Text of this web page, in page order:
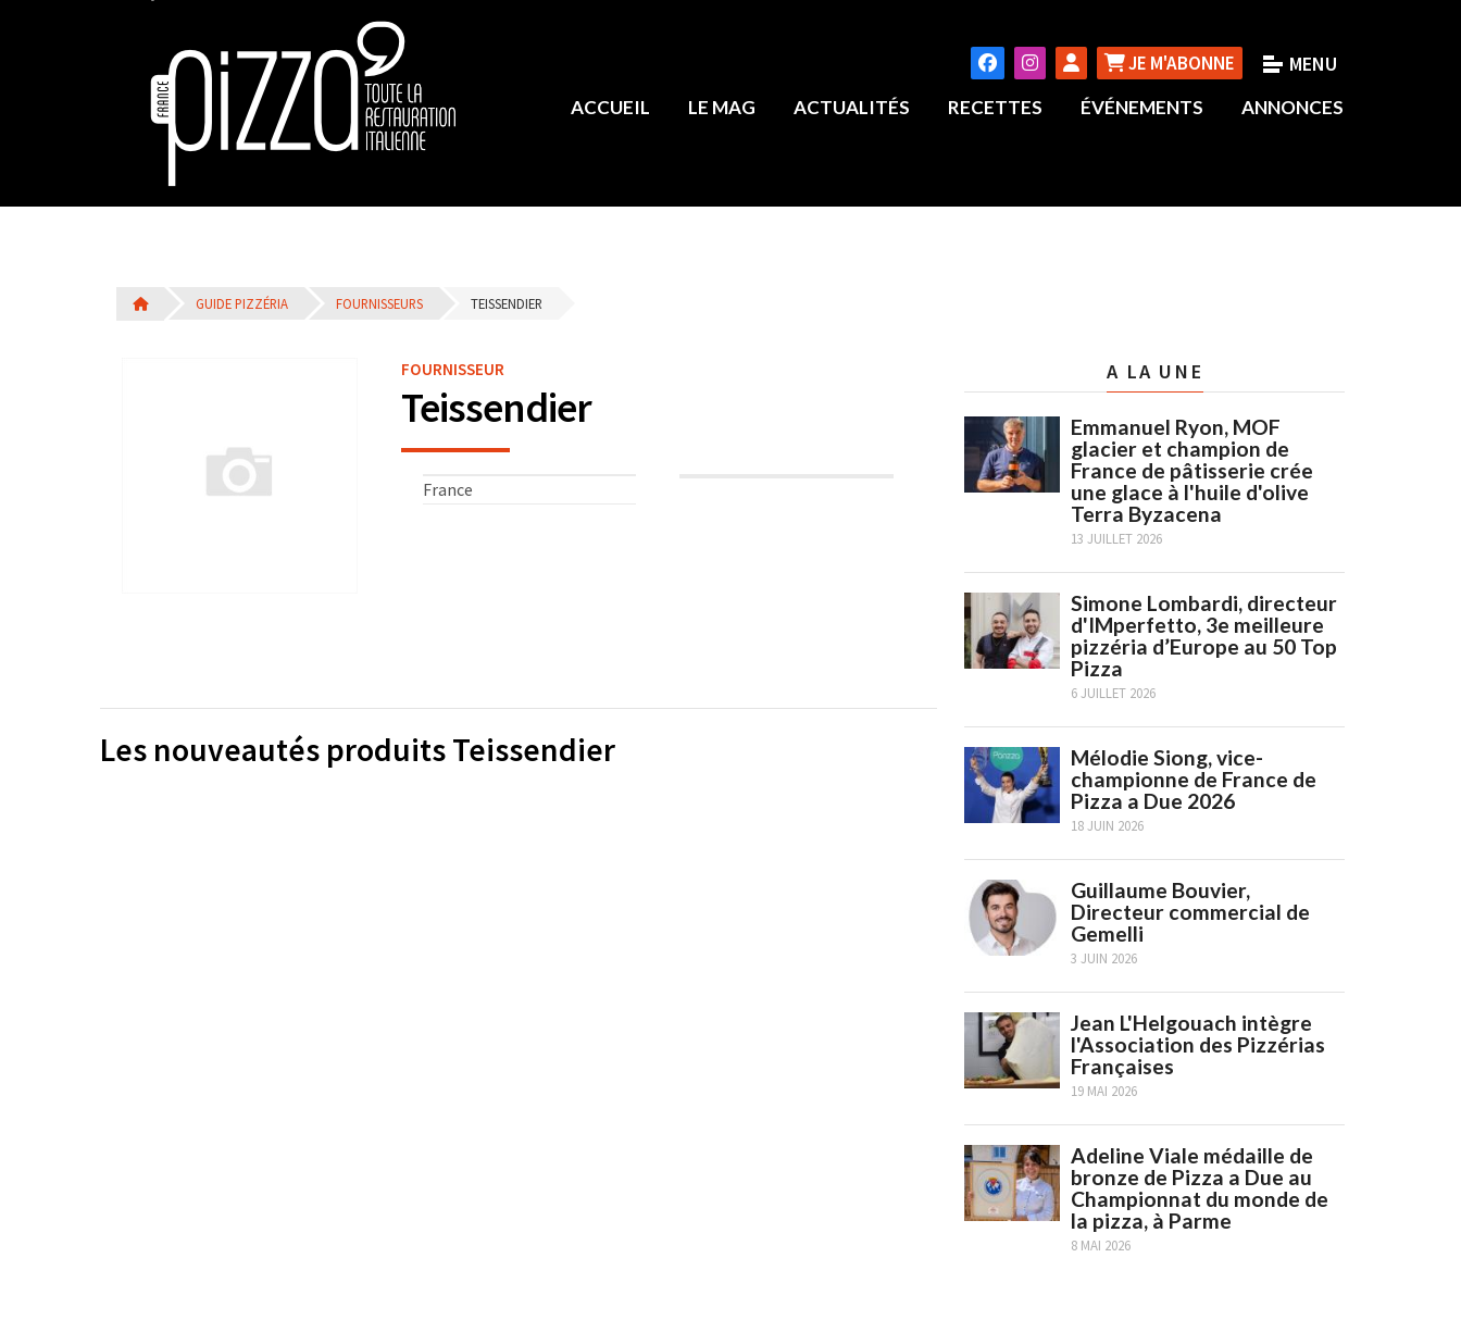
JE M'ABONNE
ACCUEIL LE MAG ACTUALITÉS RECETTES ÉVÉNEMENTS ANNONCES
GUIDE PIZZÉRIA FOURNISSEURS TEISSENDIER
FOURNISSEUR
Teissendier
France
Les nouveautés produits Teissendier
A LA UNE
Emmanuel Ryon, MOF
glacier et champion de
France de pâtisserie crée
une glace à l'huile d'olive
Terra Byzacena
13 JUILLET 2026
Simone Lombardi, directeur
d'IMperfetto, 3e meilleure
pizzéria d’Europe au 50 Top
Pizza
6 JUILLET 2026
Mélodie Siong, vice-
championne de France de
Pizza a Due 2026
18 JUIN 2026
Guillaume Bouvier,
Directeur commercial de
Gemelli
3 JUIN 2026
Jean L'Helgouach intègre
l'Association des Pizzérias
Françaises
19 MAI 2026
Adeline Viale médaille de
bronze de Pizza a Due au
Championnat du monde de
la pizza, à Parme
8 MAI 2026